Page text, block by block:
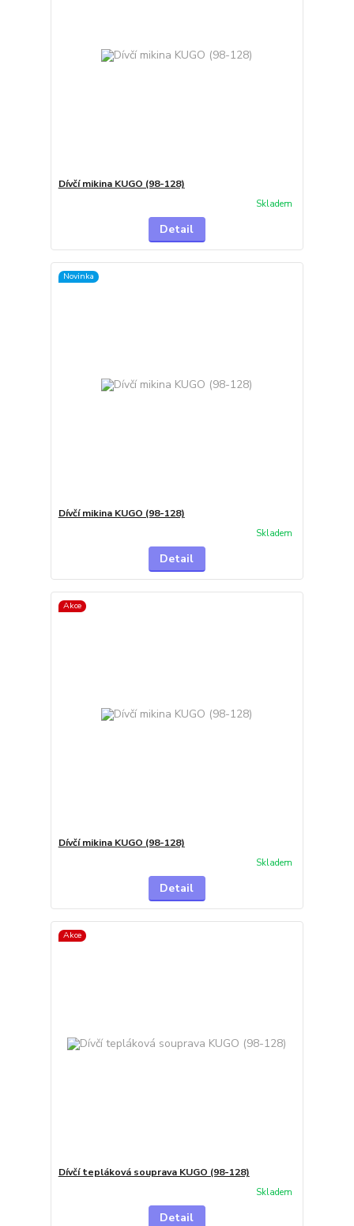
Dívčí mikina KUGO (98-128)
Skladem
Detail
Novinka
Dívčí mikina KUGO (98-128)
Skladem
Detail
Akce
Dívčí mikina KUGO (98-128)
Skladem
Detail
Akce
Dívčí tepláková souprava KUGO (98-128)
Skladem
Detail